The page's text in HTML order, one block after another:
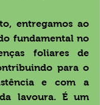
entregamos ao
fundamental no
foliares de
para o
e com a
lavoura. É um